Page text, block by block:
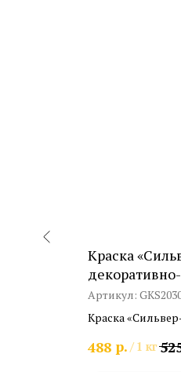
Краска
матовая
Артикул:
Краска
488 р. / 1 кг